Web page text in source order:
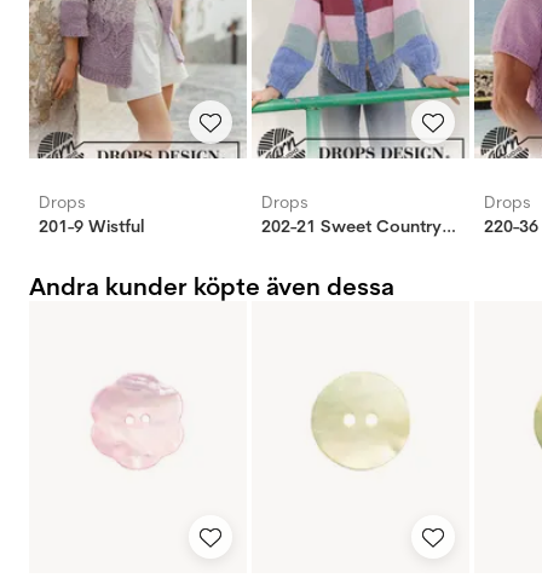
Drops
201-9 Wistful
Drops
202-21 Sweet Country Sunrise Jakke
Drops
220-36
Andra kunder köpte även dessa